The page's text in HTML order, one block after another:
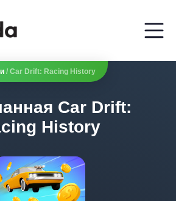
/ Car Drift: Racing History
Car Drift:
History